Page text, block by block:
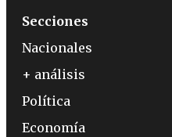
Secciones
Nacionales
+ análisis
Política
Economía